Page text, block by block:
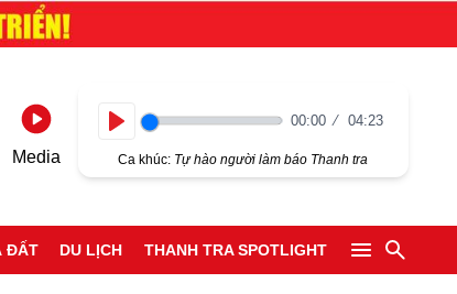
Media
00:00 04:23
Ca khúc: Tự hào người làm báo Thanh tra
ĐẤT DU LỊCH THANH TRA SPOTLIGHT